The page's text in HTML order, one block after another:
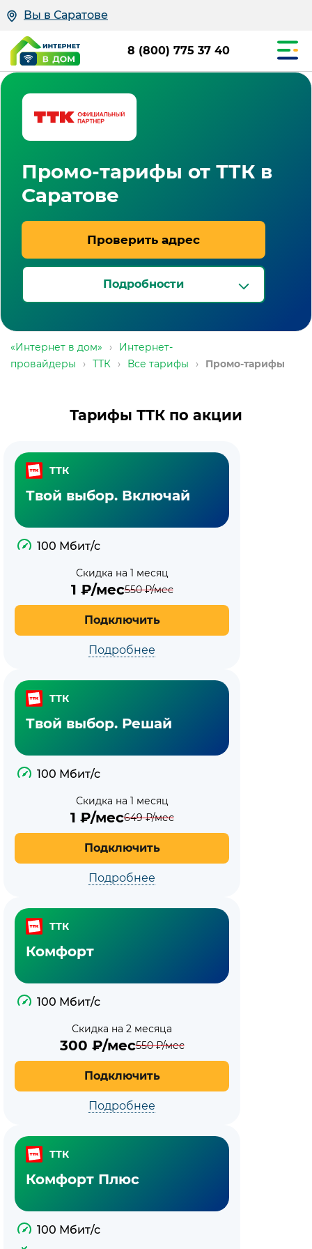
Вы в Саратове
8 (800) 775 37 40
Промо-тарифы от ТТК в
Саратове
Проверить адрес
Подробности
«Интернет в дом» ›
Интернет-
провайдеры
› ТТК › Все тарифы › Промо-тарифы
Тарифы ТТК по акции
ТТК
Твой выбор. Включай
100 Мбит/с
Скидка на 1 месяц
1 ₽/мес550₽/мес
Подключить
Подробнее
ТТК
Твой выбор. Решай
100 Мбит/с
Скидка на 1 месяц
1 ₽/мес649₽/мес
Подключить
Подробнее
ТТК
Комфорт
100 Мбит/с
Скидка на 2 месяца
300 ₽/мес550₽/мес
Подключить
Подробнее
ТТК
Комфорт Плюс
100 Мбит/с